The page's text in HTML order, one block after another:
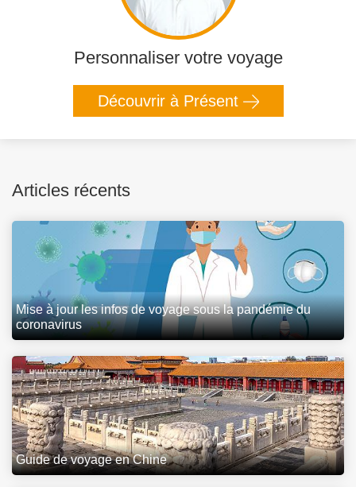
Personnaliser votre voyage
Découvrir à Présent
Articles récents
Mise à jour les infos de voyage sous la pandémie du
coronavirus
Guide de voyage en Chine